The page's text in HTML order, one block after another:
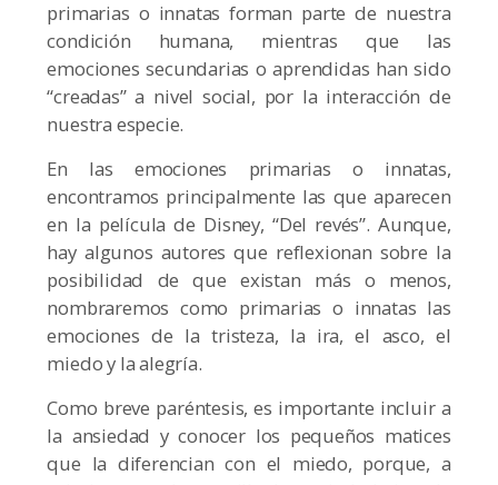
primarias o innatas forman parte de nuestra
condición humana, mientras que las
emociones secundarias o aprendidas han sido
“creadas” a nivel social, por la interacción de
nuestra especie.
En las emociones primarias o innatas,
encontramos principalmente las que aparecen
en la película de Disney, “Del revés”. Aunque,
hay algunos autores que reflexionan sobre la
posibilidad de que existan más o menos,
nombraremos como primarias o innatas las
emociones de la tristeza, la ira, el asco, el
miedo y la alegría.
Como breve paréntesis, es importante incluir a
la ansiedad y conocer los pequeños matices
que la diferencian con el miedo, porque, a